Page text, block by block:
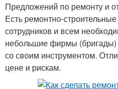
Предложений по ремонту и
Есть ремонтно-
сотрудников и всем
небольшие фирмы (бригады)
со своим инструментом.
цене и рискам.